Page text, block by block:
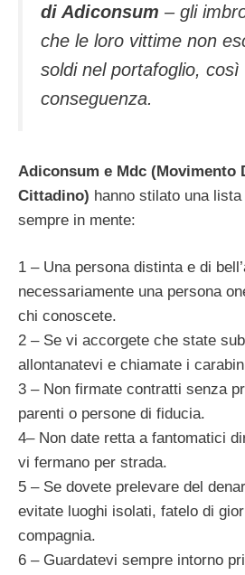
di Adiconsum – gli
che le loro vittime non
soldi nel portafoglio, così
conseguenza.
Adiconsum e Mdc (Movimento
Cittadino) hanno stilato una
sempre in mente:
1 – Una persona distinta e di
necessariamente una persona
chi conoscete.
2 – Se vi accorgete che state
allontanatevi e chiamate i
3 – Non firmate contratti senza
parenti o persone di fiducia.
4– Non date retta a fantomatici
vi fermano per strada.
5 – Se dovete prelevare del
evitate luoghi isolati, fatelo di
compagnia.
6 – Guardatevi sempre intorno